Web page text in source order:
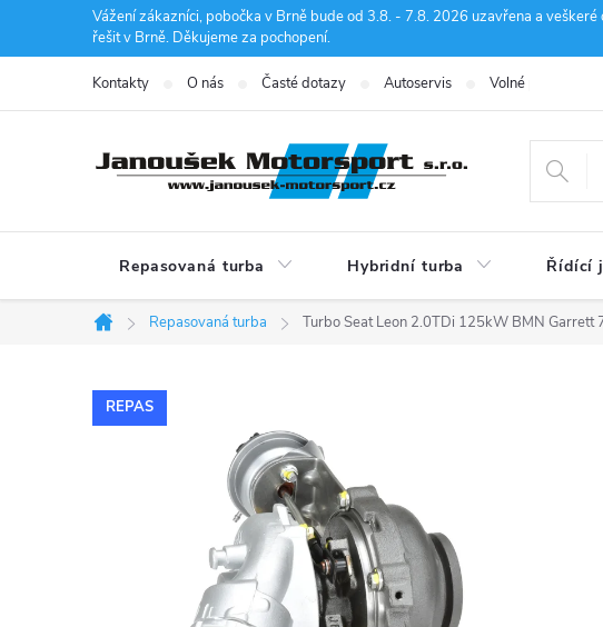
Vážení zákazníci, pobočka v Brně bude od 3.8. - 7.8. 2026 uzavřena a
řešit v Brně. Děkujeme za pochopení.
Kontakty O nás Časté dotazy Autoservis Volné pozice
Repasovaná turba Hybridní turba Řídící
Domů
Repasovaná turba Turbo Seat Leon 2.0TDi 125kW BMN Garrett
REPAS